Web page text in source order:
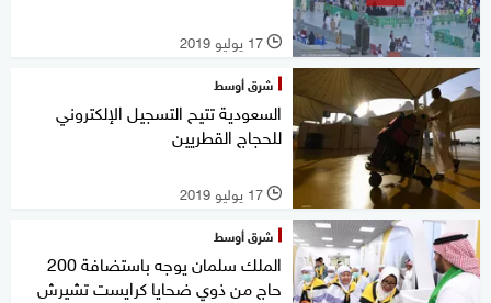
l 17 يوليو 2019
شرق أوسط
السعودية تتيح التسجيل الإلكتروني
للحجاج القطريين
l 17 يوليو 2019
شرق أوسط
الملك سلمان يوجه باستضافة 200
حاج من ذوي ضحايا كرايست تشيرش